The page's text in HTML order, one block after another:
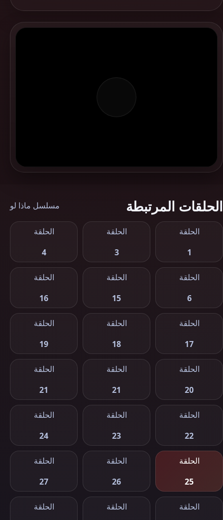
الحلقات المرتبطة مسلسل ماذا لو
الحلقة
1
الحلقة
3
الحلقة
4
الحلقة
6
الحلقة
15
الحلقة
16
الحلقة
17
الحلقة
18
الحلقة
19
الحلقة
20
الحلقة
21
الحلقة
21
الحلقة
22
الحلقة
23
الحلقة
24
الحلقة
25
الحلقة
26
الحلقة
27
الحلقة
الحلقة
الحلقة